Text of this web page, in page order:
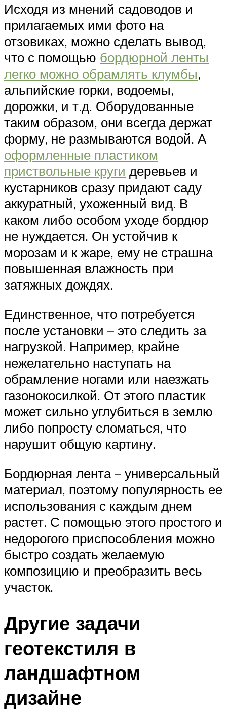
Исходя из мнений садоводов и
прилагаемых ими фото на
отзовиках, можно сделать вывод,
что с помощью бордюрной ленты
легко можно обрамлять клумбы,
альпийские горки, водоемы,
дорожки, и т.д. Оборудованные
таким образом, они всегда держат
форму, не размываются водой. А
оформленные пластиком
приствольные круги деревьев и
кустарников сразу придают саду
аккуратный, ухоженный вид. В
каком либо особом уходе бордюр
не нуждается. Он устойчив к
морозам и к жаре, ему не страшна
повышенная влажность при
затяжных дождях.
Единственное, что потребуется
после установки – это следить за
нагрузкой. Например, крайне
нежелательно наступать на
обрамление ногами или наезжать
газонокосилкой. От этого пластик
может сильно углубиться в землю
либо попросту сломаться, что
нарушит общую картину.
Бордюрная лента – универсальный
материал, поэтому популярность ее
использования с каждым днем
растет. С помощью этого простого и
недорогого приспособления можно
быстро создать желаемую
композицию и преобразить весь
участок.
Другие задачи
геотекстиля в
ландшафтном
дизайне